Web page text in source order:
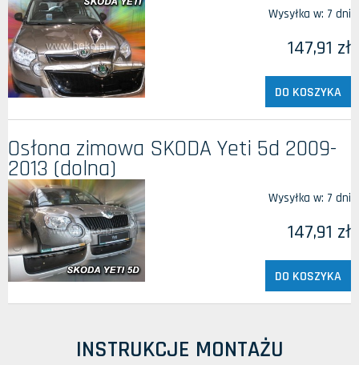
Wysyłka w: 7 dni
147,91 zł
DO KOSZYKA
Osłona zimowa SKODA Yeti 5d 2009-
2013 (dolna)
Wysyłka w: 7 dni
147,91 zł
DO KOSZYKA
INSTRUKCJE MONTAŻU